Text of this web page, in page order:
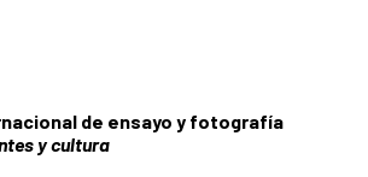
de ensayo y fotografía
y cultura